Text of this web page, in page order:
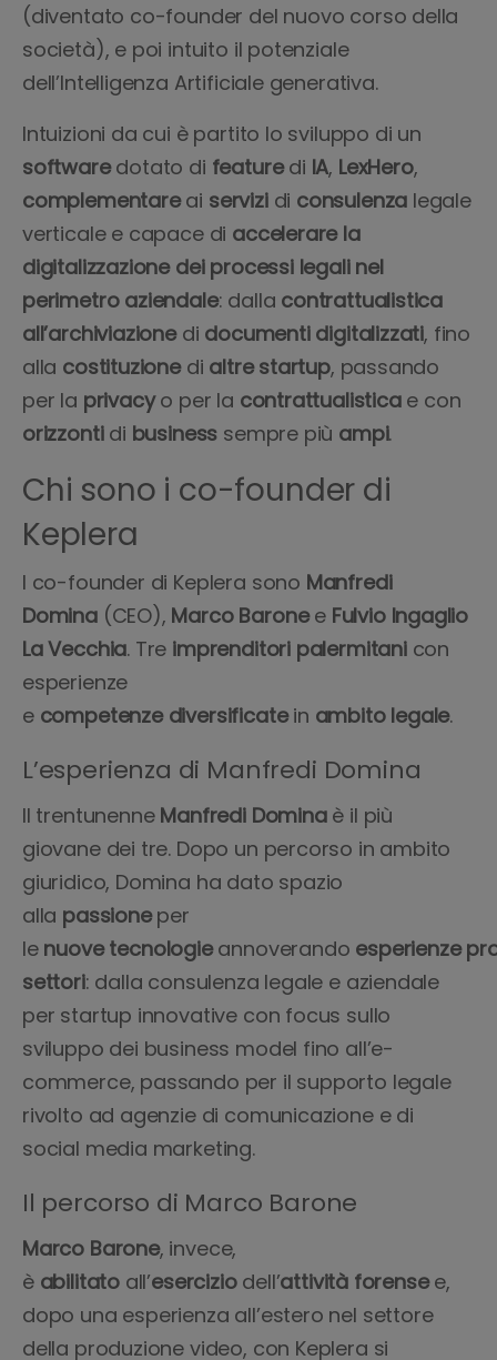
(diventato co-founder del nuovo corso della
società), e poi intuito il potenziale
dell’Intelligenza Artificiale generativa.
Intuizioni da cui è partito lo sviluppo di un
softwaredotato di featuredi IA, LexHero,
complementareai servizidi consulenza legale
verticale e capace di accelerare la
digitalizzazione dei processi legali nel
perimetro aziendale: dalla contrattualistica
all’archiviazionedi documenti digitalizzati, fino
alla costituzionedi altre startup, passando
per la privacyo per la contrattualisticae con
orizzontidi business sempre più ampi.
Chi sono i co-founder di
Keplera
I co-founder di Keplera sono Manfredi
Domina(CEO), Marco Baronee Fulvio Ingaglio
La Vecchia. Tre imprenditori palermitanicon
esperienze
e competenze diversificatein ambito legale.
L’esperienza di Manfredi Domina
Il trentunenneManfredi Domina è il più
giovane dei tre. Dopo un percorso in ambito
giuridico, Domina ha dato spazio
alla passioneper
le nuove tecnologieannoverando esperienze
settori: dalla consulenza legale e aziendale
per startup innovative con focus sullo
sviluppo dei business model fino all’e-
commerce, passando per il supporto legale
rivolto ad agenzie di comunicazione e di
social media marketing.
Il percorso di Marco Barone
Marco Barone, invece,
è abilitato all’eserciziodell’attività forensee,
dopo una esperienza all’estero nel settore
della produzione video, con Keplera si